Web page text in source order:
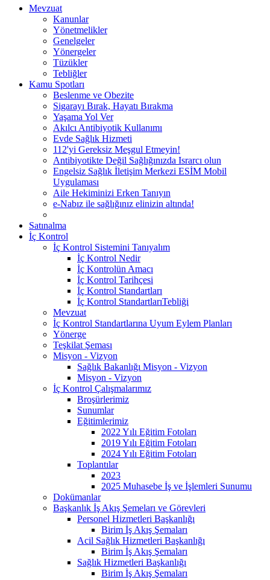
Mevzuat
Kanunlar
Yönetmelikler
Genelgeler
Yönergeler
Tüzükler
Tebliğler
Kamu Spotları
Beslenme ve Obezite
Sigarayı Bırak, Hayatı Bırakma
Yaşama Yol Ver
Akılcı Antibiyotik Kullanımı
Evde Sağlık Hizmeti
112'yi Gereksiz Meşgul Etmeyin!
Antibiyotikte Değil Sağlığınızda Israrcı olun
Engelsiz Sağlık İletişim Merkezi ESİM Mobil
Uygulaması
Aile Hekiminizi Erken Tanıyın
e-Nabız ile sağlığınız elinizin altında!
Satınalma
İç Kontrol
İç Kontrol Sistemini Tanıyalım
İç Kontrol Nedir
İç Kontrolün Amacı
İç Kontrol Tarihçesi
İç Kontrol Standartları
İç Kontrol StandartlarıTebliği
Mevzuat
İç Kontrol Standartlarına Uyum Eylem Planları
Yönerge
Teşkilat Şeması
Misyon - Vizyon
Sağlık Bakanlığı Misyon - Vizyon
Misyon - Vizyon
İç Kontrol Çalışmalarımız
Broşürlerimiz
Sunumlar
Eğitimlerimiz
2022 Yılı Eğitim Fotoları
2019 Yılı Eğitim Fotoları
2024 Yılı Eğitim Fotoları
Toplantılar
2023
2025 Muhasebe İş ve İşlemleri Sunumu
Dokümanlar
Başkanlık İş Akış Şemeları ve Görevleri
Personel Hizmetleri Başkanlığı
Birim İş Akış Şemaları
Acil Sağlık Hizmetleri Başkanlığı
Birim İş Akış Şemaları
Sağlık Hizmetleri Başkanlığı
Birim İş Akış Şemaları